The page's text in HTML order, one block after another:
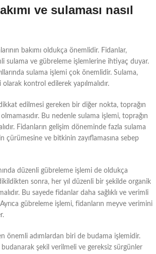
ve sulaması nasıl
bakımı oldukça önemlidir. Fidanlar,
sulama ve gübreleme işlemlerine ihtiyaç duyar.
sulama işlemi çok önemlidir. Sulama,
kontrol edilerek yapılmalıdır.
edilmesi gereken bir diğer nokta, toprağın
Bu nedenle sulama işlemi, toprağın
Fidanların gelişim döneminde fazla sulama
çürümesine ve bitkinin zayıflamasına sebep
düzenli gübreleme işlemi de oldukça
sonra, her yıl düzenli bir şekilde organik
Bu sayede fidanlar daha sağlıklı ve verimli
gübreleme işlemi, fidanların meyve verimini
önemli adımlardan biri de budama işlemidir.
şekil verilmeli ve gereksiz sürgünler